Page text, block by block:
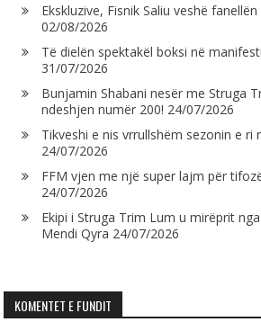
Ekskluzive, Fisnik Saliu veshë
02/08/2026
Të dielën spektakël boksi në
31/07/2026
Bunjamin Shabani nesër me Struga
ndeshjen numër 200! 24/07/2026
Tikveshi e nis vrrullshëm sezonin e ri
24/07/2026
FFM vjen me një super lajm për
24/07/2026
Ekipi i Struga Trim Lum u mirëprit
Mendi Qyra 24/07/2026
KOMENTET E FUNDIT